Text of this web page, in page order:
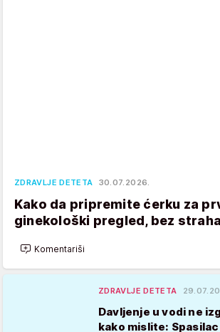
ZDRAVLJE DETETA 30.07.2026.
Kako da pripremite ćerku za
ginekološki pregled, bez
Komentariši
ZDRAVLJE DETETA
Davljenje u vodi ne
kako mislite: